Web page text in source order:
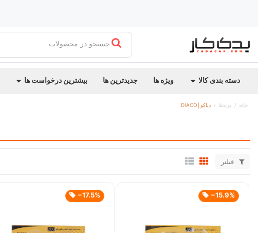
جستجو در محصولات
دسته بندی کالا ویژه ها جدیدترین ها بیشترین درخواست ها
خانه برندها دیاکو│DIACO
فیلتر
‎−15.9%
‎−17.5%